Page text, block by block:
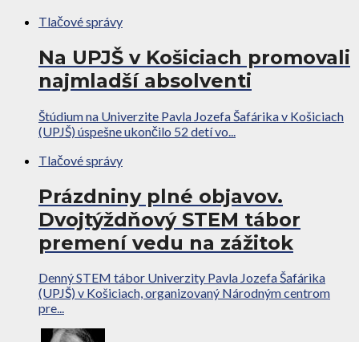
Tlačové správy
Na UPJŠ v Košiciach promovali
najmladší absolventi
Štúdium na Univerzite Pavla Jozefa Šafárika v Košiciach
(UPJŠ) úspešne ukončilo 52 detí vo...
Tlačové správy
Prázdniny plné objavov.
Dvojtýždňový STEM tábor
premení vedu na zážitok
Denný STEM tábor Univerzity Pavla Jozefa Šafárika
(UPJŠ) v Košiciach, organizovaný Národným centrom
pre...